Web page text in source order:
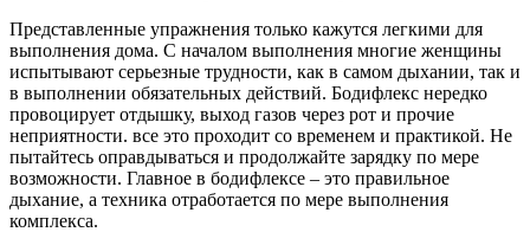
Представленные упражнения только кажутся легкими для
выполнения дома. С началом выполнения многие женщины
испытывают серьезные трудности, как в самом дыхании, так и
в выполнении обязательных действий. Бодифлекс нередко
провоцирует отдышку, выход газов через рот и прочие
неприятности. все это проходит со временем и практикой. Не
пытайтесь оправдываться и продолжайте зарядку по мере
возможности. Главное в бодифлексе – это правильное
дыхание, а техника отработается по мере выполнения
комплекса.